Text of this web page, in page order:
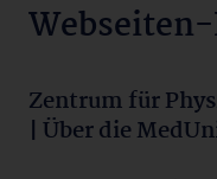
Zentrum für
| Über die